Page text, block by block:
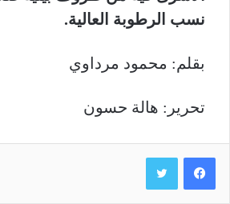
نسب الرطوبة العالية.
بقلم: محمود مرداوي
تحرير: هالة حسون